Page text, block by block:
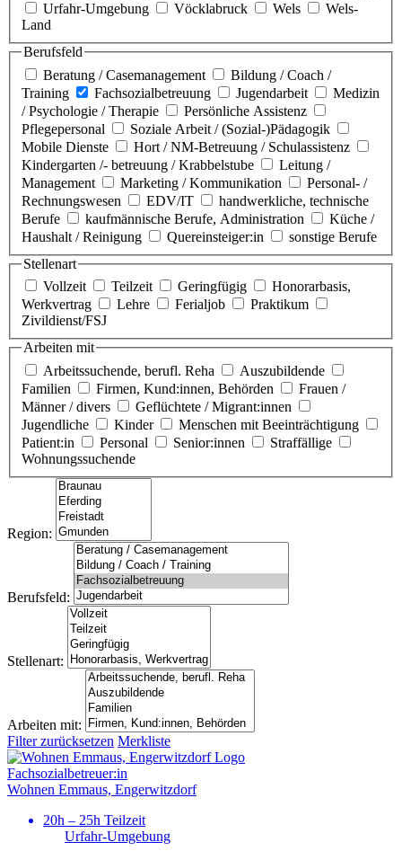
Urfahr-Umgebung
Vöcklabruck Wels
Wels-
Land
Berufsfeld
Beratung / Casemanagement
Bildung / Coach /
Training
Fachsozialbetreuung Jugendarbeit
Medizin
/ Psychologie / Therapie
Persönliche Assistenz
Pflegepersonal
Soziale Arbeit / (Sozial-)Pädagogik
Mobile Dienste
Hort / NM-Betreuung / Schulassistenz
Kindergarten /- betreuung / Krabbelstube
Leitung /
Management
Marketing / Kommunikation
Personal- /
Rechnungswesen
EDV/IT
handwerkliche, technische
Berufe
kaufmännische Berufe, Administration
Küche /
Haushalt / Reinigung
Quereinsteiger:in
sonstige Berufe
Stellenart
Vollzeit
Teilzeit Geringfügig
Honorarbasis,
Werkvertrag
Lehre Ferialjob
Praktikum
Zivildienst/FSJ
Arbeiten mit
Arbeitssuchende, berufl. Reha
Auszubildende
Familien
Firmen, Kund:innen, Behörden
Frauen /
Männer / divers
Geflüchtete / Migrant:innen
Jugendliche
Kinder
Menschen mit Beeinträchtigung
Patient:in
Personal Senior:innen
Straffällige
Wohnungssuchende
Region:
Berufsfeld:
Stellenart:
Arbeiten mit:
Filter zurücksetzen Merkliste
Fachsozial­betreuer:in
Wohnen Emmaus, Engerwitzdorf
20h – 25h Teilzeit
Urfahr-Umgebung